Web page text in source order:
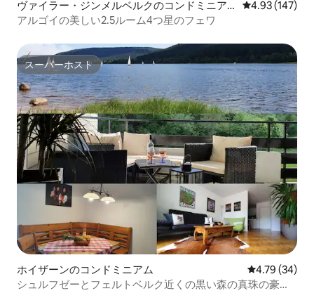
ヴァイラー・ジンメルベルクのコンドミニア
ム
レビュー147
4.93 (147)
アルゴイの美しい2.5ルーム4つ星のフェワ
スーパーホスト
スーパーホスト
ホイザーンのコンドミニアム レビュー34
4.79 (34)
シュルフゼーとフェルトベルク近くの黒い森の真珠の豪華